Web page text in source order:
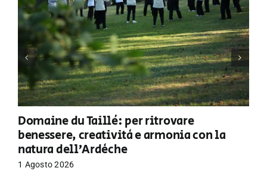
Domaine du Taillé: per ritrovare
benessere, creatività e armonia con la
natura dell’Ardèche
1 Agosto 2026